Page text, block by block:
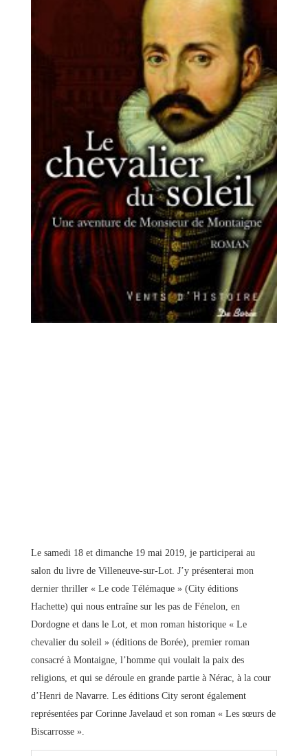
Le samedi 18 et dimanche 19 mai 2019, je participerai au
salon du livre de Villeneuve-sur-Lot. J’y présenterai mon
dernier thriller « Le code Télémaque » (City éditions
Hachette) qui nous entraîne sur les pas de Fénelon, en
Dordogne et dans le Lot, et mon roman historique « Le
chevalier du soleil » (éditions de Borée), premier roman
consacré à Montaigne, l’homme qui voulait la paix des
religions, et qui se déroule en grande partie à Nérac, à la cour
d’Henri de Navarre. Les éditions City seront également
représentées par Corinne Javelaud et son roman « Les sœurs de
Biscarrosse ».